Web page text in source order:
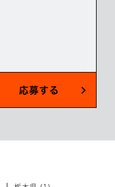
応募する